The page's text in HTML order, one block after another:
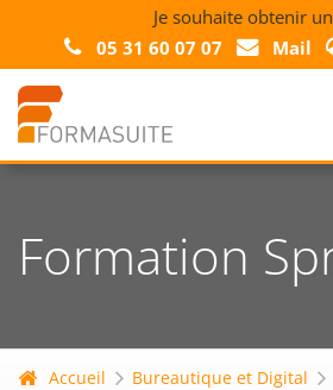
Je souhaite obtenir
05 31 60 07 07
Mail
Formation
Accueil Bureautique et Digital